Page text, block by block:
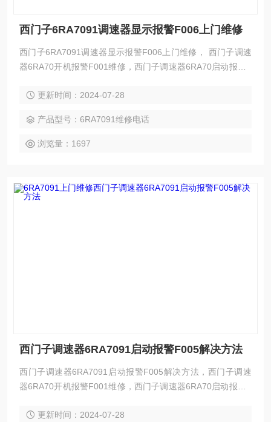
西门子6RA7091调速器显示报警F006上门维修
西门子6RA7091调速器显示报警F006上门维修， 西门子调速
器6RA70开机报警F001维修，西门子调速器6RA70启动报警F
速器6RA70启动报警F006维修，西门子调速器6RA70运行报
子调速器6RA70启动报警F038维修，西门子调速器6RA70启
动报警F040
更新时间：2024-07-28
产品型号：6RA7091维修电话
浏览量：1697
西门子调速器6RA7091启动报警F005解决方法
西门子调速器6RA7091启动报警F005解决方法，西门子调速
器6RA70开机报警F001维修，西门子调速器6RA70启动报警F
速器6RA70启动报警F006维修，西门子调速器6RA70运行报
更新时间：2024-07-28